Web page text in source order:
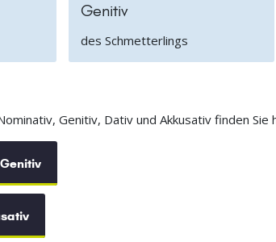
Genitiv
des Schmetterlings
Genitiv, Dativ und Akkusativ finden Sie